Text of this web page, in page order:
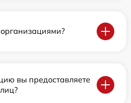
вы предоставляете